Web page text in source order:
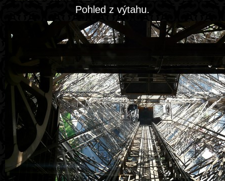
Pohled z výtahu.